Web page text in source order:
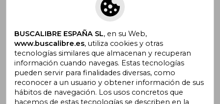
Suscríbete para recibir ofertas y
promociones
¿Necesitas ayuda?
Ir a Centro de Soporte
BUSCALIBRE ESPAÑA SL, en su Web,
www.buscalibre.es, utiliza cookies y otras
tecnologías similares que almacenan y recuperan
información cuando navegas. Estas tecnologías
pueden servir para finalidades diversas, como
reconocer a un usuario y obtener información de sus
hábitos de navegación. Los usos concretos que
hacemos de estas tecnologías se describen en la